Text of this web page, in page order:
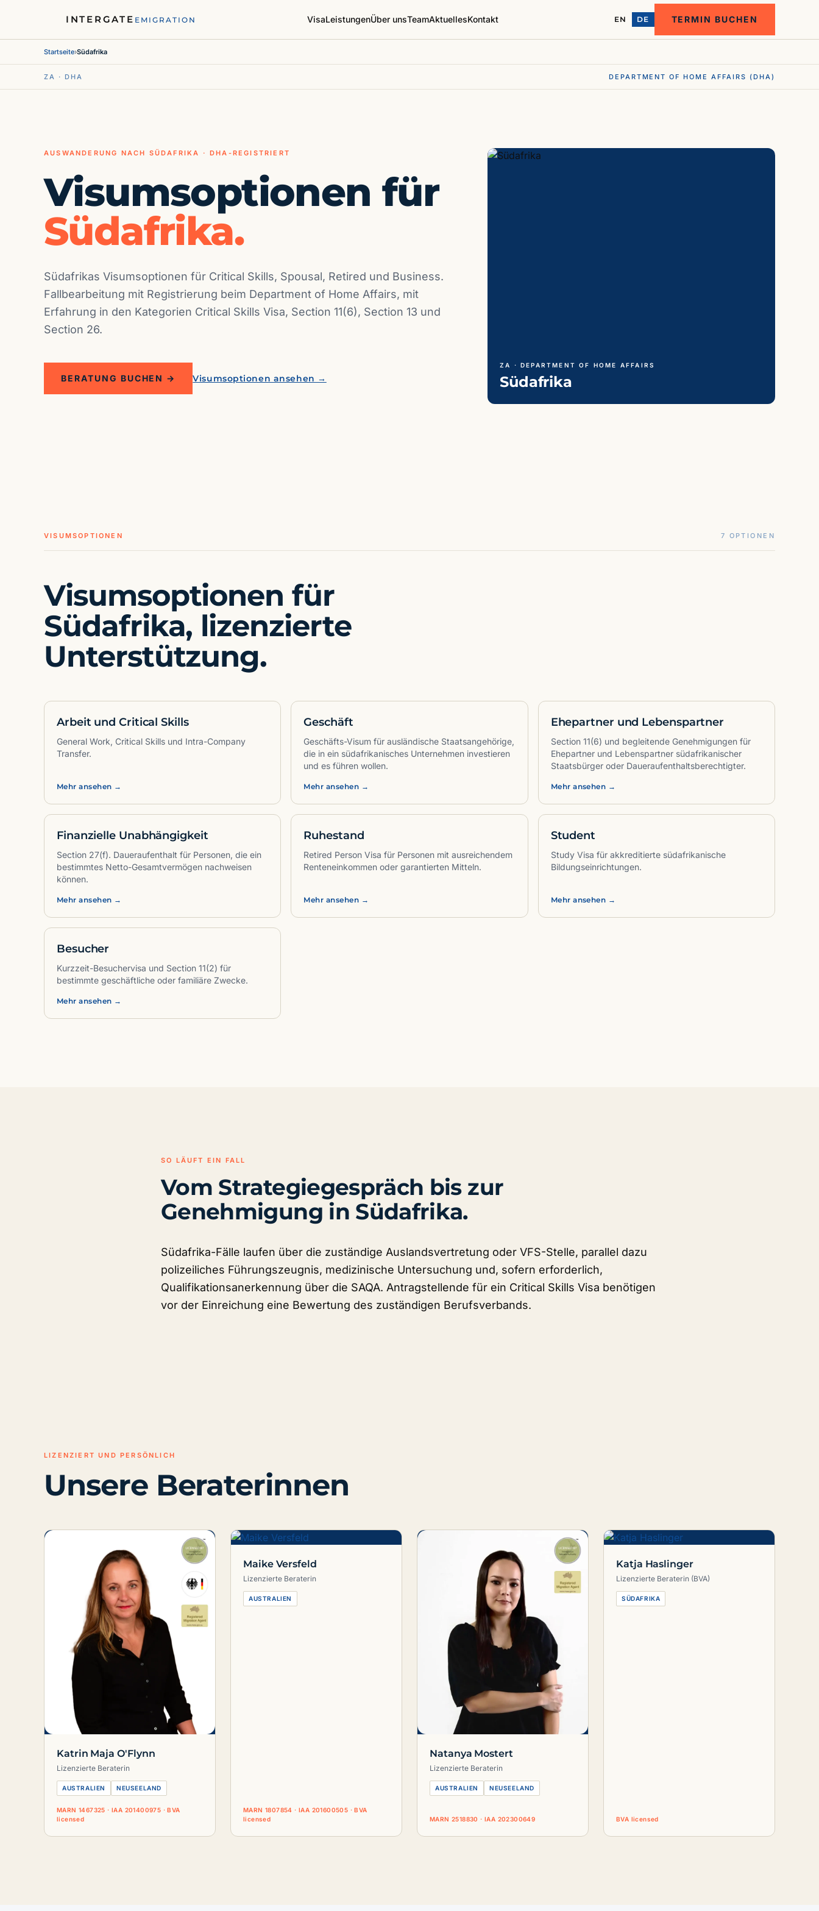
INTERGATE EMIGRATION VisaLeistungenÜber unsTeamAktuellesKontakt EN DE TERMIN BUCHEN
Startseite›Südafrika
ZA · DHA DEPARTMENT OF HOME AFFAIRS (DHA)
AUSWANDERUNG NACH SÜDAFRIKA · DHA-REGISTRIERT
Visumsoptionen für
Südafrika.
Südafrikas Visumsoptionen für Critical Skills, Spousal, Retired und Business.
Fallbearbeitung mit Registrierung beim Department of Home Affairs, mit
Erfahrung in den Kategorien Critical Skills Visa, Section 11(6), Section 13 und
Section 26.
BERATUNG BUCHEN → Visumsoptionen ansehen →
ZA · DEPARTMENT OF HOME AFFAIRS
Südafrika
VISUMSOPTIONEN 7 OPTIONEN
Visumsoptionen für
Südafrika, lizenzierte
Unterstützung.
Arbeit und Critical Skills
General Work, Critical Skills und Intra-Company
Transfer.
Mehr ansehen →
Geschäft
Geschäfts-Visum für ausländische Staatsangehörige,
die in ein südafrikanisches Unternehmen investieren
und es führen wollen.
Mehr ansehen →
Ehepartner und Lebenspartner
Section 11(6) und begleitende Genehmigungen für
Ehepartner und Lebenspartner südafrikanischer
Staatsbürger oder Daueraufenthaltsberechtigter.
Mehr ansehen →
Finanzielle Unabhängigkeit
Section 27(f). Daueraufenthalt für Personen, die ein
bestimmtes Netto-Gesamtvermögen nachweisen
können.
Mehr ansehen →
Ruhestand
Retired Person Visa für Personen mit ausreichendem
Renteneinkommen oder garantierten Mitteln.
Mehr ansehen →
Student
Study Visa für akkreditierte südafrikanische
Bildungseinrichtungen.
Mehr ansehen →
Besucher
Kurzzeit-Besuchervisa und Section 11(2) für
bestimmte geschäftliche oder familiäre Zwecke.
Mehr ansehen →
SO LÄUFT EIN FALL
Vom Strategiegespräch bis zur
Genehmigung in Südafrika.
Südafrika-Fälle laufen über die zuständige Auslandsvertretung oder VFS-Stelle, parallel dazu
polizeiliches Führungszeugnis, medizinische Untersuchung und, sofern erforderlich,
Qualifikationsanerkennung über die SAQA. Antragstellende für ein Critical Skills Visa benötigen
vor der Einreichung eine Bewertung des zuständigen Berufsverbands.
LIZENZIERT UND PERSÖNLICH
Unsere Beraterinnen
Katrin Maja O'Flynn
Lizenzierte Beraterin
AUSTRALIEN NEUSEELAND
MARN 1467325 · IAA 201400975 · BVA
licensed
Maike Versfeld
Lizenzierte Beraterin
AUSTRALIEN
MARN 1807854 · IAA 201600505 · BVA
licensed
Natanya Mostert
Lizenzierte Beraterin
AUSTRALIEN NEUSEELAND
MARN 2518830 · IAA 202300649
Katja Haslinger
Lizenzierte Beraterin (BVA)
SÜDAFRIKA
BVA licensed